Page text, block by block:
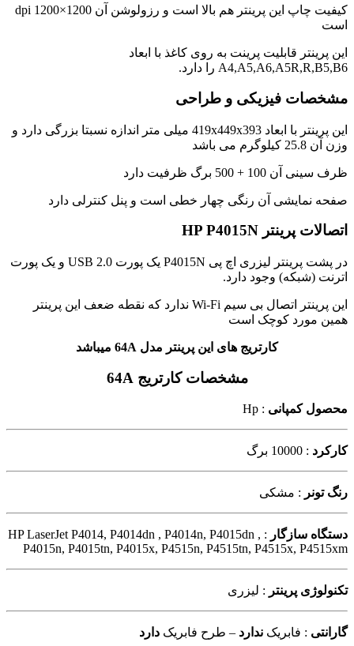
کیفیت چاپ این پرینتر هم بالا است و رزولوشن آن 1200×1200 dpi
است
این پرینتر قابلیت پرینت به روی کاغذ با ابعاد
A4,A5,A6,A5R,R,B5,B6 را دارد.
مشخصات فیزیکی و طراحی
این پرینتر با ابعاد 419x449x393 میلی متر اندازه نسبتا بزرگی دارد و
وزن آن 25.8 کیلوگرم می باشد
ظرف سینی آن 100 + 500 برگ ظرفیت دارد
صفحه نمایشی آن رنگی چهار خطی است و پنل کنترلی دارد
اتصالات پرینتر HP P4015N
در پشت پرینتر لیزری اچ پی P4015N یک پورت USB 2.0 و یک پورت
اترنت (شبکه) وجود دارد.
این پرینتر اتصال بی سیم Wi-Fi ندارد که نقطه ضعف این پرینتر
همین مورد کوچک است
کارتریج های این پرینتر مدل 64A میباشد
مشخصات کارتریج 64A
محصول کمپانی : Hp
کارکرد : 10000 برگ
رنگ تونر : مشکی
دستگاه سازگار
: HP LaserJet P4014, P4014dn , P4014n, P4015dn ,
P4015n, P4015tn, P4015x, P4515n, P4515tn, P4515x, P4515xm
تکنولوژی پرینتر : لیزری
گارانتی : فابریک ندارد – طرح فابریک دارد